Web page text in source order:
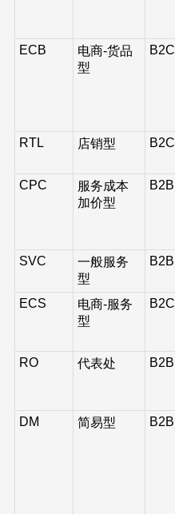
ECB
电商-货品
型
B2C
RTL
店销型 B2C
CPC
服务成本
加价型
B2B
SVC
一般服务
型
B2B
ECS
电商-服务
型
B2C
RO
代表处 B2B
DM
简易型 B2B